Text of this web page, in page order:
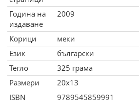
Година на
издаване
2009
Корици
меки
Език
български
Тегло
325 грама
Размери
20x13
ISBN
9789545859991